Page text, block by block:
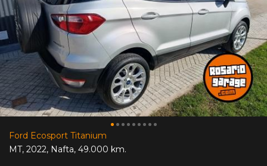
Ford Ecosport Titanium
MT, 2022, Nafta, 49.000 km.